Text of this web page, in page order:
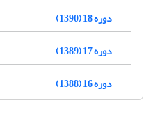
دوره 18 (1390)
دوره 17 (1389)
دوره 16 (1388)